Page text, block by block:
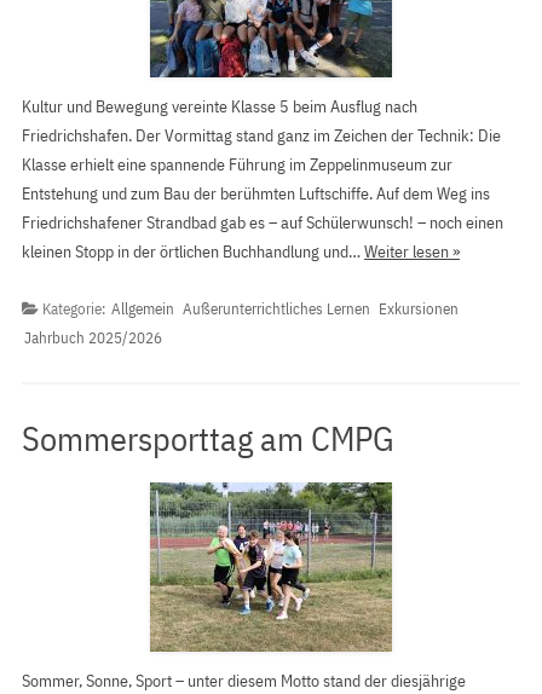
Kultur und Bewegung vereinte Klasse 5 beim Ausflug nach
Friedrichshafen. Der Vormittag stand ganz im Zeichen der Technik: Die
Klasse erhielt eine spannende Führung im Zeppelinmuseum zur
Entstehung und zum Bau der berühmten Luftschiffe. Auf dem Weg ins
Friedrichshafener Strandbad gab es – auf Schülerwunsch! – noch einen
kleinen Stopp in der örtlichen Buchhandlung und…Weiter lesen »
Kategorie: Allgemein Außerunterrichtliches Lernen Exkursionen
Jahrbuch 2025/2026
Sommersporttag am CMPG
Sommer, Sonne, Sport – unter diesem Motto stand der diesjährige